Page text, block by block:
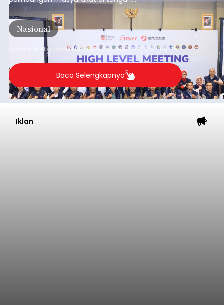
meningkatnya ancaman penipuan digital yang
semakin kompleks.
Nasional
Submitted by contributoronThu, 08/06/2026 - 09:45
Baca Selengkapnya
Iklan